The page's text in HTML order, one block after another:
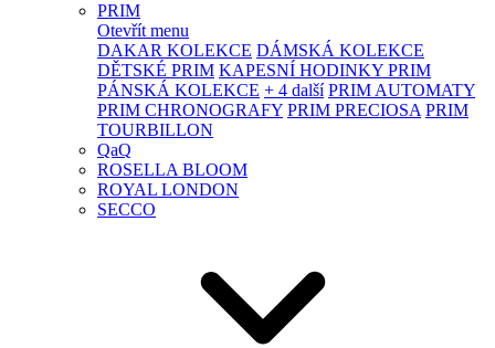
PRIM
Otevřít menu
DAKAR KOLEKCE DÁMSKÁ KOLEKCE
DĚTSKÉ PRIM KAPESNÍ HODINKY PRIM
PÁNSKÁ KOLEKCE + 4 další PRIM AUTOMATY
PRIM CHRONOGRAFY PRIM PRECIOSA PRIM
TOURBILLON
QaQ
ROSELLA BLOOM
ROYAL LONDON
SECCO